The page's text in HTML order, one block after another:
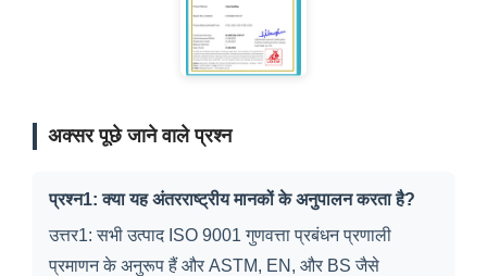
अक्सर पूछे जाने वाले प्रश्न
प्रश्न1: क्या यह अंतरराष्ट्रीय मानकों के अनुपालन करता है?
उत्तर1: सभी उत्पाद ISO 9001 गुणवत्ता प्रबंधन प्रणाली
प्रमाणन के अनुरूप हैं और ASTM, EN, और BS जैसे